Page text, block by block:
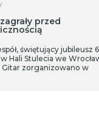
przed
świętujący jubileusz
Hali Stulecia we
zorganizowano w